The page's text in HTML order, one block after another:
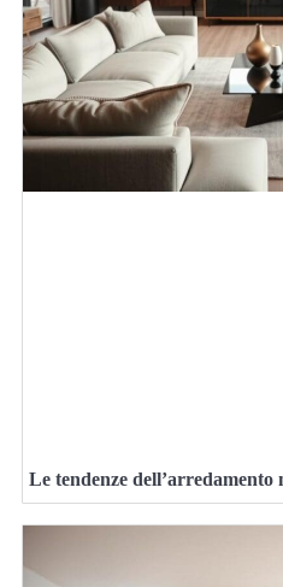
Le tendenze dell’arredamento